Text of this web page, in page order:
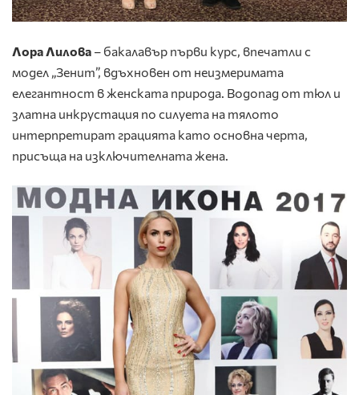
Лора Лилова – бакалавър първи курс, впечатли с
модел „Зенит”, вдъхновен от неизмеримата
елегантност в женската природа. Водопад от тюл и
златна инкрустация по силуета на тялото
интерпретират грацията като основна черта,
присъща на изключителната жена.